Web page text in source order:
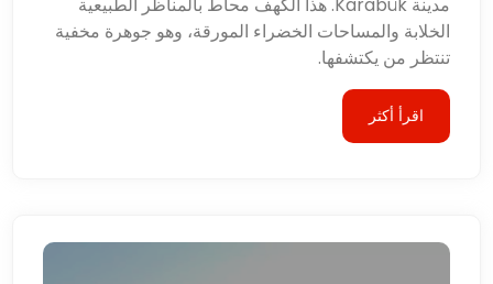
الخلابة والمساحات الخضراء المورقة، وهو جوهرة مخفية
تنتظر من يكتشفها.
اقرأ أكثر